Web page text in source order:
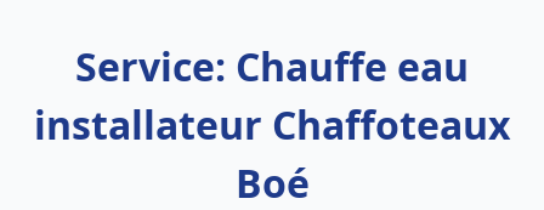
Service: Chauffe eau
installateur Chaffoteaux
Boé